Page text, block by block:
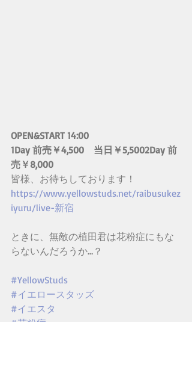
OPEN&START 14:00
1Day 前売￥4,500　当日￥5,5002Day 前
売￥8,000
皆様、お待ちしております！
https://www.yellowstuds.net/raibusukez
iyuru/live-新宿
ときに、無敵の植田君は花粉症にもな
らないんだろうか…？
#YellowStuds
#イエロースタッズ
#イエスタ
#花粉症